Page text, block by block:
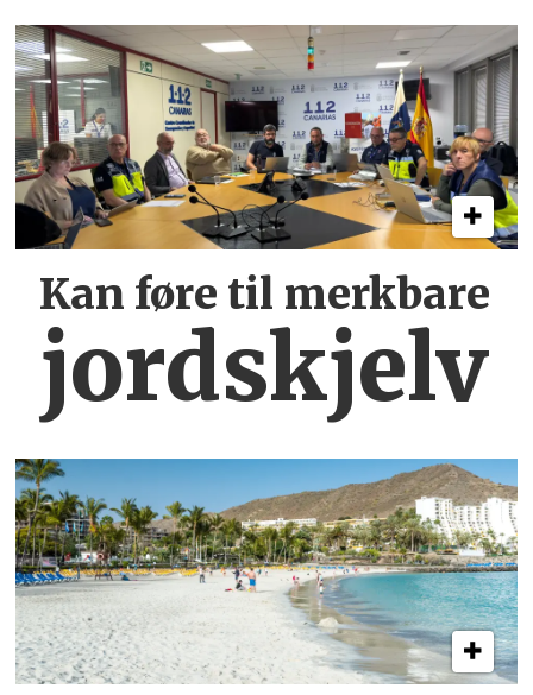
Kan føre til merkbare
jordskjelv